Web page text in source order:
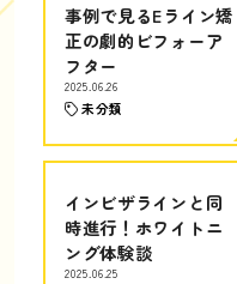
事例で見るEライン矯
正の劇的ビフォーア
フター
2025.06.26
未分類
インビザラインと同
時進行！ホワイトニ
ング体験談
2025.06.25